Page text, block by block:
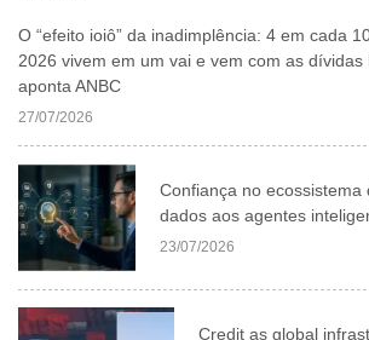
O “efeito ioiô” da inadimplência: 4 em cada
2026 vivem em um vai e vem com as dívidas
aponta ANBC
27/07/2026
Confiança no ecossistema
dados aos agentes
23/07/2026
Credit as global